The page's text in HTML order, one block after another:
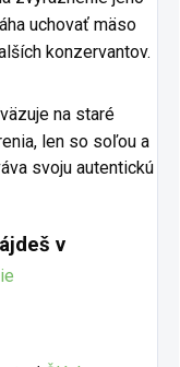
uchovať mäso
konzervantov.
na staré
len so soľou a
svoju autentickú
v